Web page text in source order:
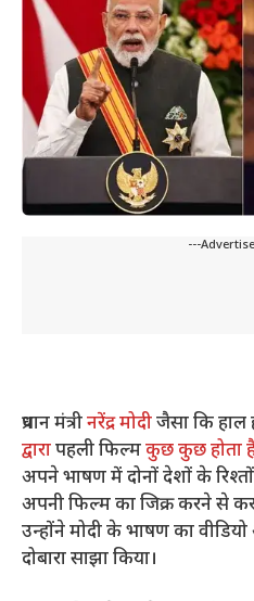
---
प्रधान मंत्रीनरेंद्र मोदीजैसा कि हाल
द्वारापहली फिल्मकुछ कुछ होता
अपने भाषण में दोनों देशों के रिश्तों
अपनी फिल्म का जिक्र करने से
उन्होंने मोदी के भाषण का वीडियो
दोबारा साझा किया।